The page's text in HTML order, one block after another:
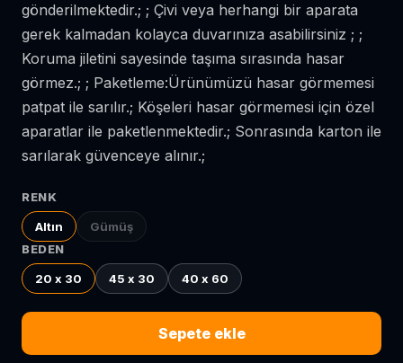
gönderilmektedir.; ; Çivi veya herhangi bir aparata
gerek kalmadan kolayca duvarınıza asabilirsiniz ; ;
Koruma jiletini sayesinde taşıma sırasında hasar
görmez.; ; Paketleme:Ürünümüzü hasar görmemesi
patpat ile sarılır.; Köşeleri hasar görmemesi için özel
aparatlar ile paketlenmektedir.; Sonrasında karton ile
sarılarak güvenceye alınır.;
RENK
Altın
Gümüş
BEDEN
20 x 30 45 x 30 40 x 60
Sepete ekle